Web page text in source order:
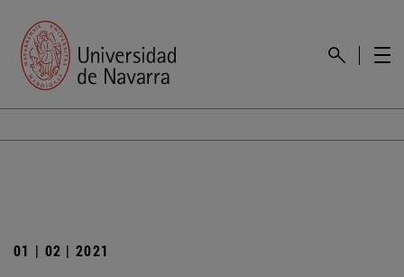
01 | 02 | 2021